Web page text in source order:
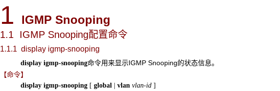
1 IGMP Snooping
1.1 IGMP Snooping配置命令
1.1.1 display igmp-snooping
display igmp-snooping命令用来显示IGMP Snooping的状态信息。
【命令】
display igmp-snooping [ global vlan vlan-id ]